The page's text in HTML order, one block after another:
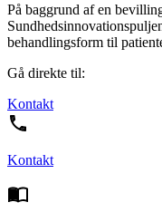
På baggrund af en
behandlingsform til
Gå direkte til:
Kontakt
Kontakt